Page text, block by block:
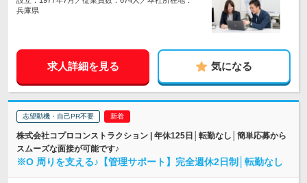
兵庫県
求人詳細を見る 気になる
志望動機・自己PR不要
株式会社コプロコンストラクション | 年休125日│転勤なし│簡単応募から
スムーズな面接が可能です♪
※O 周りを支える♪【管理サポート】完全週休2日制│転勤なし